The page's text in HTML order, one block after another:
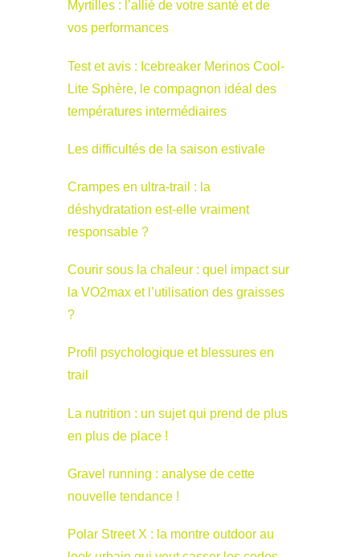
Myrtilles : l’allié de votre santé et de
vos performances
Test et avis : Icebreaker Merinos Cool-
Lite Sphère, le compagnon idéal des
températures intermédiaires
Les difficultés de la saison estivale
Crampes en ultra-trail : la
déshydratation est-elle vraiment
responsable ?
Courir sous la chaleur : quel impact sur
la VO2max et l’utilisation des graisses
?
Profil psychologique et blessures en
trail
La nutrition : un sujet qui prend de plus
en plus de place !
Gravel running : analyse de cette
nouvelle tendance !
Polar Street X : la montre outdoor au